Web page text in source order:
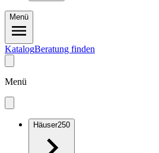
Menü
KatalogBeratung finden
Menü
Häuser250